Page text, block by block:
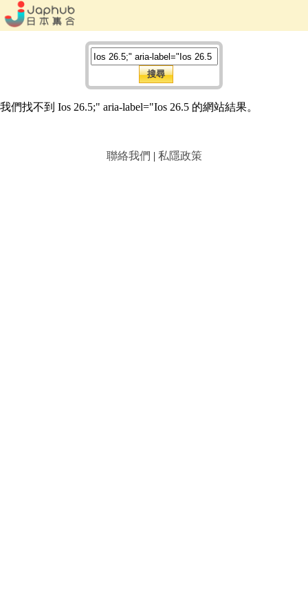
我們找不到 Ios 26.5;" aria-label="Ios 26.5 的網站結果。
聯絡我們 | 私隱政策